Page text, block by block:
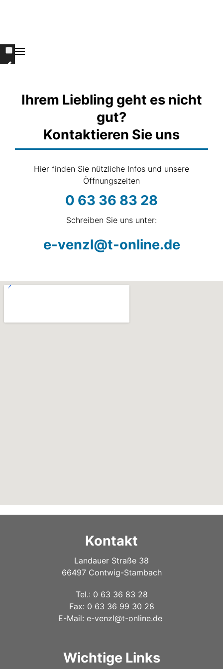
Ihrem Liebling geht es nicht
gut?
Kontaktieren Sie uns
Hier finden Sie nützliche Infos und unsere
Öffnungszeiten
0 63 36 83 28
Schreiben Sie uns unter:
e-venzl@t-online.de
Kontakt
Landauer Straße 38
66497 Contwig-Stambach
Tel.: 0 63 36 83 28
Fax: 0 63 36 99 30 28
E-Mail: e-venzl@t-online.de
Wichtige Links